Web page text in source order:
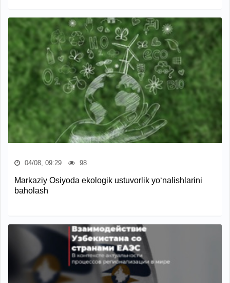
04/08, 09:29 98
Markaziy Osiyoda ekologik ustuvorlik yo‘nalishlarini
baholash